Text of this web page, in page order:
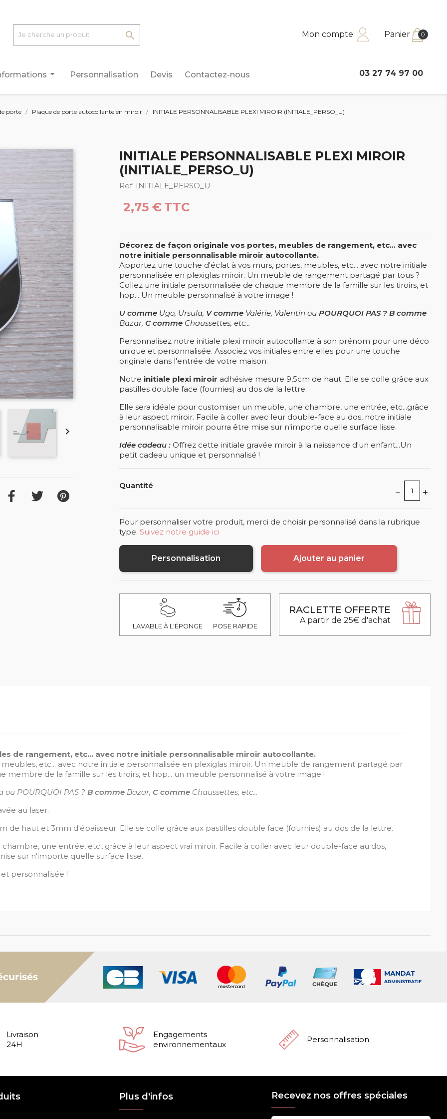
 Mon compte Panier 0
arrow_drop_down Personnalisation Devis Contactez-nous 03 27 74 97 00
porte Plaque de porte autocollante en miroir INITIALE PERSONNALISABLE PLEXI MIROIR (INITIALE_PERSO_U)

INITIALE PERSONNALISABLE PLEXI MIROIR
(INITIALE_PERSO_U)
Ref. INITIALE_PERSO_U
2,75 € TTC
Décorez de façon originale vos portes, meubles de rangement, etc... avec
notre initiale personnalisable miroir autocollante.
Apportez une touche d'éclat à vos murs, portes, meubles, etc... avec notre initiale
personnalisée en plexiglas miroir. Un meuble de rangement partagé par tous ?
Collez une initiale personnalisée de chaque membre de la famille sur les tiroirs, et
hop... Un meuble personnalisé à votre image !
U comme Ugo, Ursula, V comme Valérie, Valentin ou POURQUOI PAS ? B comme
Bazar, C comme Chaussettes, etc...
Personnalisez notre initiale plexi miroir autocollante à son prénom pour une déco
unique et personnalisée. Associez vos initiales entre elles pour une touche
originale dans l'entrée de votre maison.
Notre initiale plexi miroir adhésive mesure 9,5cm de haut. Elle se colle grâce aux
pastilles double face (fournies) au dos de la lettre.
Elle sera idéale pour customiser un meuble, une chambre, une entrée, etc...grâce
à leur aspect miroir. Facile à coller avec leur double-face au dos, notre initiale
personnalisable miroir pourra être mise sur n'importe quelle surface lisse.
Idée cadeau : Offrez cette initiale gravée miroir à la naissance d'un enfant...Un
petit cadeau unique et personnalisé !
Quantité
Pour personnaliser votre produit, merci de choisir personnalisé dans la rubrique
type. Suivez notre guide ici
Personnalisation Ajouter au panier
LAVABLE À L'ÉPONGE POSE RAPIDE
RACLETTE OFFERTE
A partir de 25€ d'achat
de rangement, etc... avec notre initiale personnalisable miroir autocollante.
etc... avec notre initiale personnalisée en plexiglas miroir. Un meuble de rangement partagé par
membre de la famille sur les tiroirs, et hop... un meuble personnalisé à votre image !
ou POURQUOI PAS ? B comme Bazar, C comme Chaussettes, etc...
au laser.
de haut et 3mm d'épaisseur. Elle se colle grâce aux pastilles double face (fournies) au dos de la lettre.
une entrée, etc...grâce à leur aspect vrai miroir. Facile à coller avec leur double-face au dos,
sur n'importe quelle surface lisse.
personnalisée !
Livraison
24H
Engagements
environnementaux
Personnalisation
Plus d'infos Recevez nos offres spéciales